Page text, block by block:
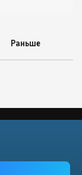
Раньше